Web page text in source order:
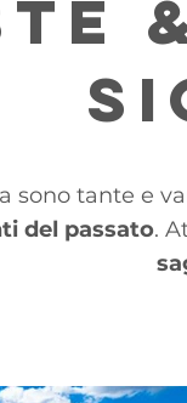
sono tante e
del passato.